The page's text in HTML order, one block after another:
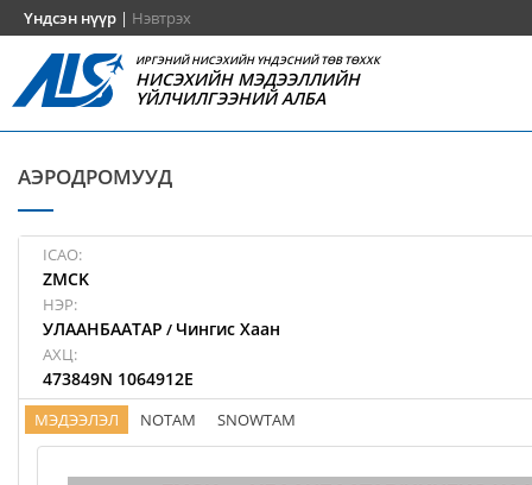
Үндсэн нүүр | Нэвтрэх
ИРГЭНИЙ НИСЭХИЙН ҮНДЭСНИЙ ТӨВ ТӨХХК
НИСЭХИЙН МЭДЭЭЛЛИЙН
ҮЙЛЧИЛГЭЭНИЙ АЛБА
АЭРОДРОМУУД
ICAO:
ZMCK
НЭР:
УЛААНБААТАР / Чингис Хаан
АХЦ:
473849N 1064912E
МЭДЭЭЛЭЛ NOTAM SNOWTAM